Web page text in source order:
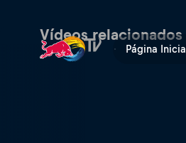
Página Inicial
Vídeos relacionados